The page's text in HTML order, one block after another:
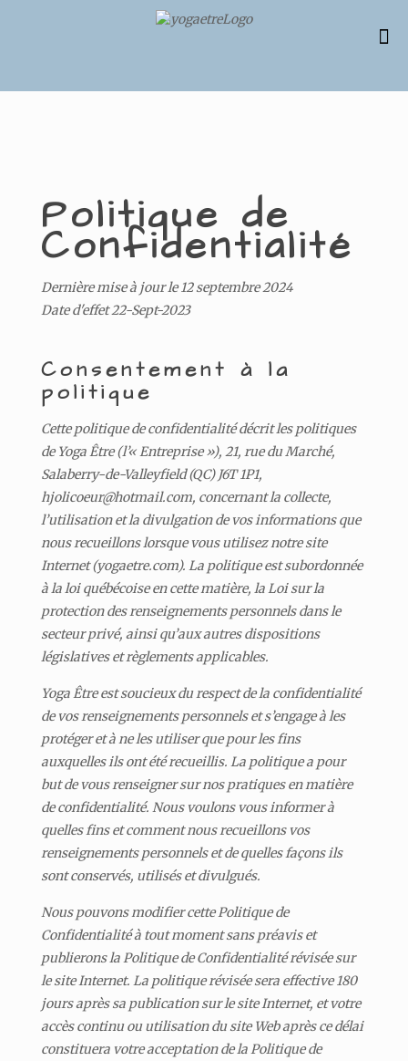
Politique de
Confidentialité
Dernière mise à jour le 12 septembre 2024
Date d'effet 22-Sept-2023
Consentement à la
politique
Cette politique de confidentialité décrit les politiques
de Yoga Être (l’« Entreprise »), 21, rue du Marché,
Salaberry-de-Valleyfield (QC) J6T 1P1,
hjolicoeur@hotmail.com, concernant la collecte,
l’utilisation et la divulgation de vos informations que
nous recueillons lorsque vous utilisez notre site
Internet (yogaetre.com). La politique est subordonnée
à la loi québécoise en cette matière, la Loi sur la
protection des renseignements personnels dans le
secteur privé, ainsi qu’aux autres dispositions
législatives et règlements applicables.
Yoga Être est soucieux du respect de la confidentialité
de vos renseignements personnels et s’engage à les
protéger et à ne les utiliser que pour les fins
auxquelles ils ont été recueillis. La politique a pour
but de vous renseigner sur nos pratiques en matière
de confidentialité. Nous voulons vous informer à
quelles fins et comment nous recueillons vos
renseignements personnels et de quelles façons ils
sont conservés, utilisés et divulgués.
Nous pouvons modifier cette Politique de
Confidentialité à tout moment sans préavis et
publierons la Politique de Confidentialité révisée sur
le site Internet. La politique révisée sera effective 180
jours après sa publication sur le site Internet, et votre
accès continu ou utilisation du site Web après ce délai
constituera votre acceptation de la Politique de